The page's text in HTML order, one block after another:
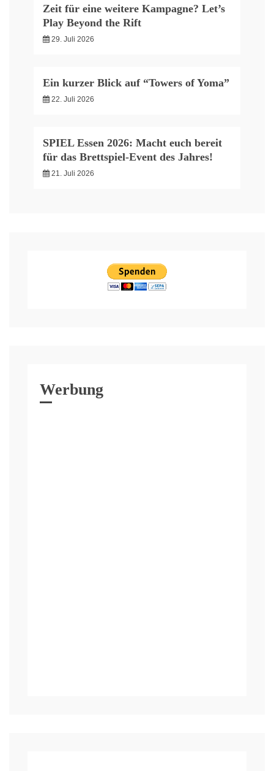
Zeit für eine weitere Kampagne? Let’s
Play Beyond the Rift
29. Juli 2026
Ein kurzer Blick auf “Towers of Yoma”
22. Juli 2026
SPIEL Essen 2026: Macht euch bereit
für das Brettspiel-Event des Jahres!
21. Juli 2026
Werbung